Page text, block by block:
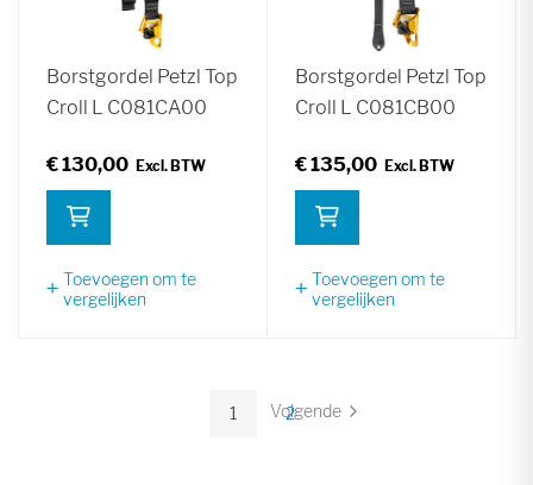
Borstgordel Petzl Top
Croll L C081CA00
€ 130,00
Toevoegen om te
vergelijken
Borstgordel Petzl Top
Croll L C081CB00
€ 135,00
Toevoegen om te
vergelijken
U
1 Pagina
2 Pagina
Volgende